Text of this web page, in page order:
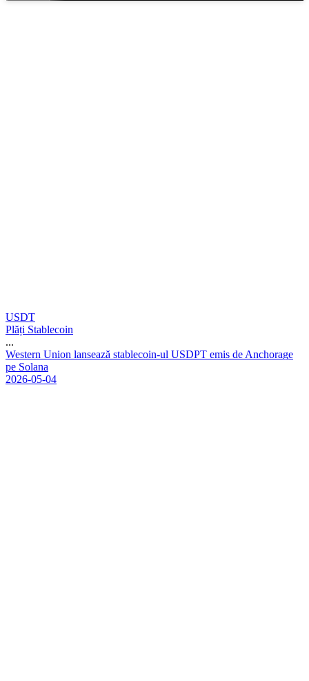
USDT
Plăți Stablecoin
...
Western Union lansează stablecoin-ul USDPT emis de Anchorage
pe Solana
2026-05-04